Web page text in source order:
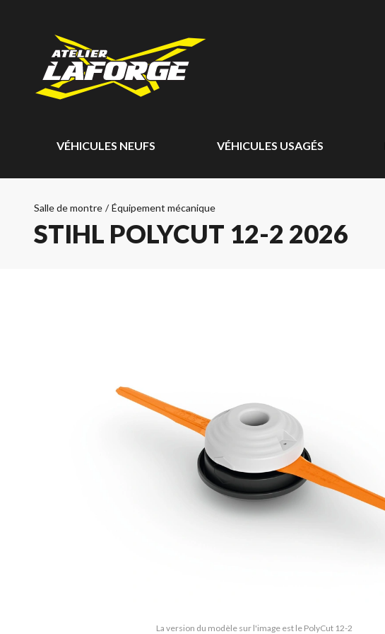
VÉHICULES NEUFS VÉHICULES USAGÉS
Salle de montre / Équipement mécanique
STIHL POLYCUT 12-2 2026
La version du modèle sur l'image est le PolyCut 12-2